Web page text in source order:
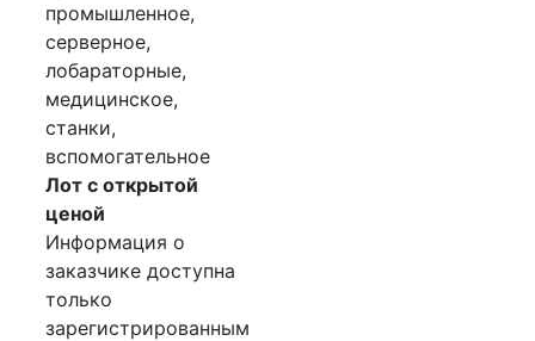
промышленное,
серверное,
лобараторные,
медицинское,
станки,
вспомогательное
Лот с открытой
ценой
Информация о
заказчике доступна
только
зарегистрированным